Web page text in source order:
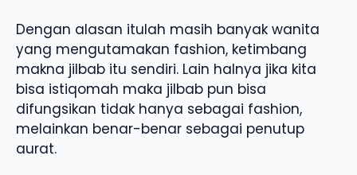
Dengan alasan itulah masih banyak wanita
yang mengutamakan fashion, ketimbang
makna jilbab itu sendiri. Lain halnya jika kita
bisa istiqomah maka jilbab pun bisa
difungsikan tidak hanya sebagai fashion,
melainkan benar-benar sebagai penutup
aurat.